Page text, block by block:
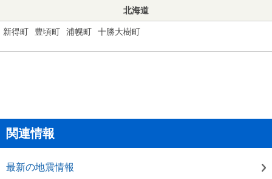
北海道
新得町 豊頃町 浦幌町 十勝大樹町
関連情報
最新の地震情報